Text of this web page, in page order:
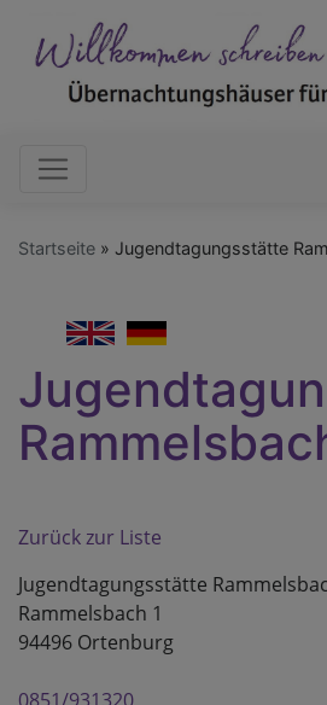
zum
Inhalt
Hauptnavigation
Startseite Jugendtagungsstätte
English
Zurück zur Liste
Jugendtagungsstätte
Rammelsbach 1
94496 Ortenburg